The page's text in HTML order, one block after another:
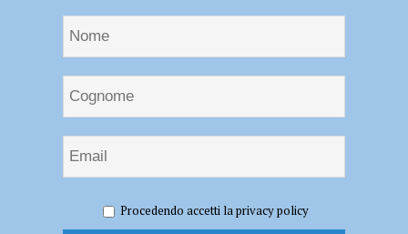
incontro gratuito aperto alla cittadinanza per conoscere meglio la
Procedendo accetti la privacy policy